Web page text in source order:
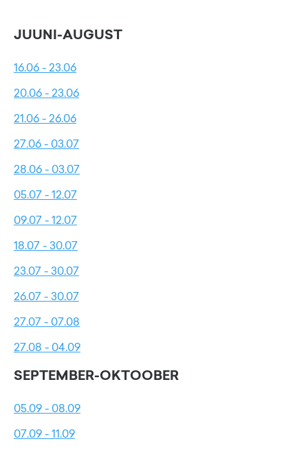
JUUNI-AUGUST
16.06 - 23.06
20.06 - 23.06
21.06 - 26.06
27.06 - 03.07
28.06 - 03.07
05.07 - 12.07
09.07 - 12.07
18.07 - 30.07
23.07 - 30.07
26.07 - 30.07
27.07 - 07.08
27.08 - 04.09
SEPTEMBER-OKTOOBER
05.09 - 08.09
07.09 - 11.09